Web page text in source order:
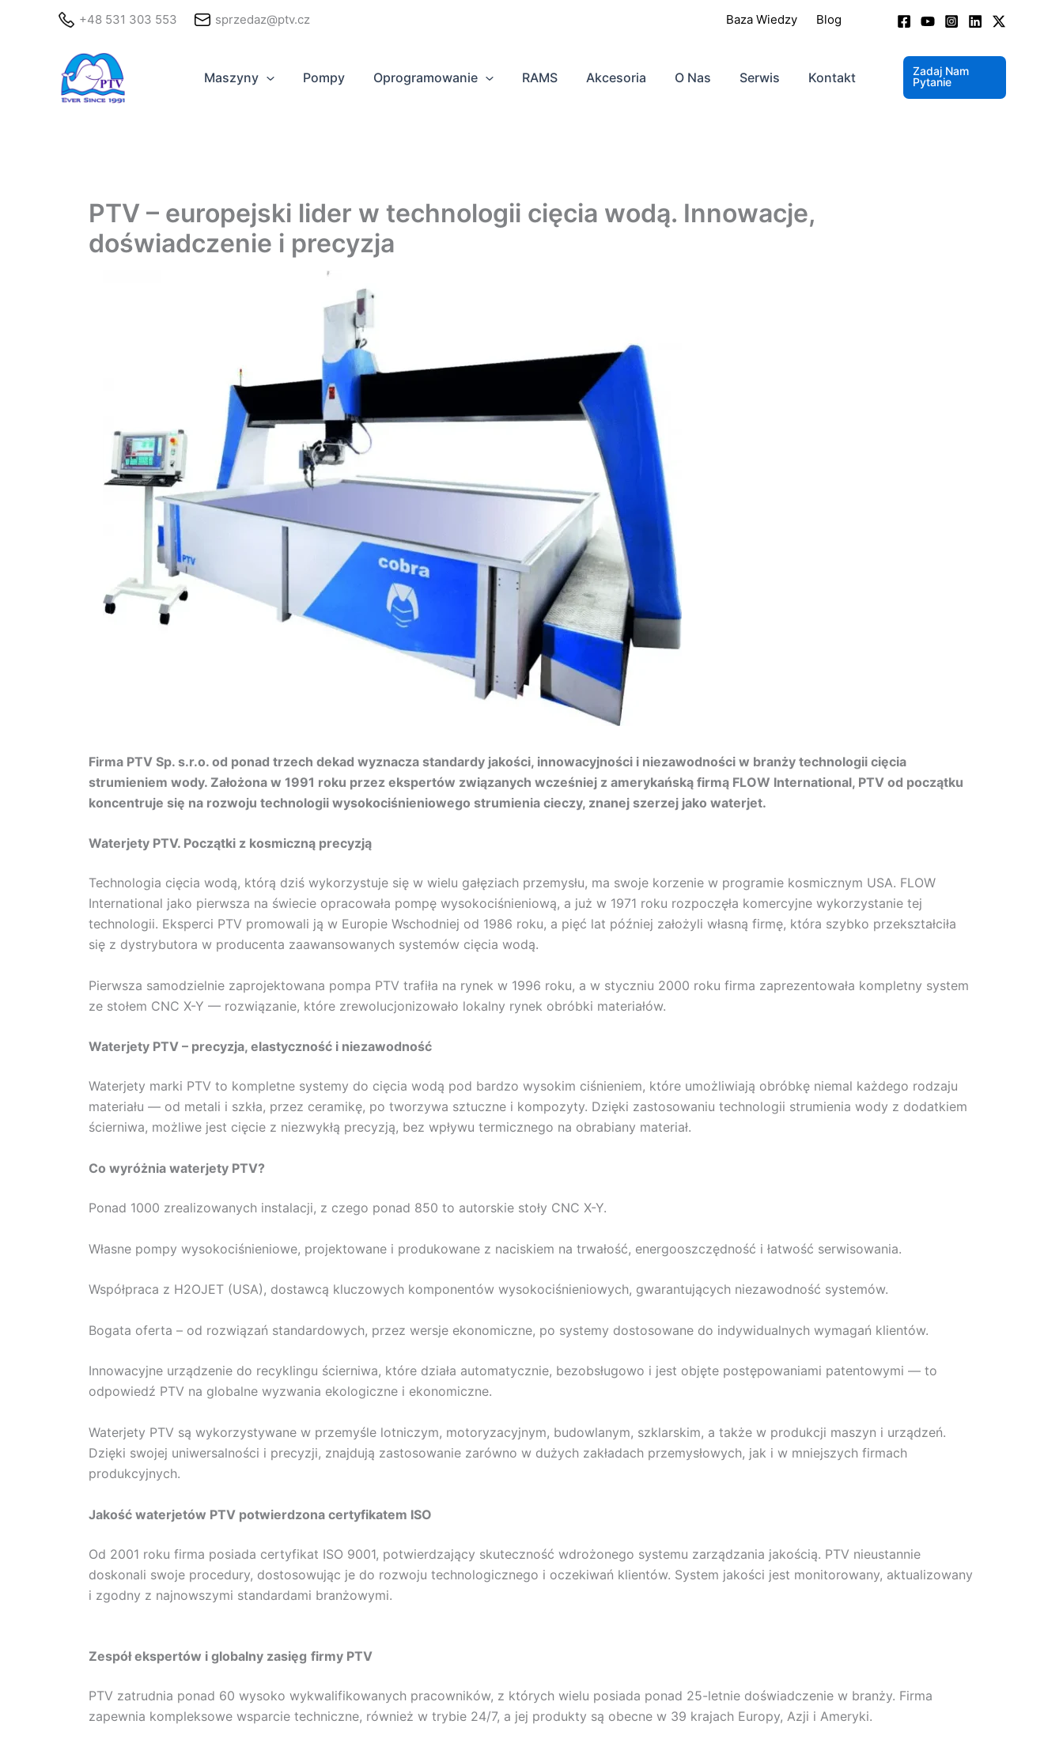
+48 531 303 553 sprzedaz@ptv.cz Baza Wiedzy Blog
Maszyny Pompy Oprogramowanie RAMS Akcesoria O Nas Serwis Kontakt
Zadaj Nam
Pytanie
PTV – europejski lider w technologii cięcia wodą. Innowacje,
doświadczenie i precyzja
Firma PTV Sp. s.r.o. od ponad trzech dekad wyznacza standardy jakości, innowacyjności i niezawodności w branży technologii cięcia
strumieniem wody. Założona w 1991 roku przez ekspertów związanych wcześniej z amerykańską firmą FLOW International, PTV od początku
koncentruje się na rozwoju technologii wysokociśnieniowego strumienia cieczy, znanej szerzej jako waterjet.
Waterjety PTV. Początki z kosmiczną precyzją
Technologia cięcia wodą, którą dziś wykorzystuje się w wielu gałęziach przemysłu, ma swoje korzenie w programie kosmicznym USA. FLOW
International jako pierwsza na świecie opracowała pompę wysokociśnieniową, a już w 1971 roku rozpoczęła komercyjne wykorzystanie tej
technologii. Eksperci PTV promowali ją w Europie Wschodniej od 1986 roku, a pięć lat później założyli własną firmę, która szybko przekształciła
się z dystrybutora w producenta zaawansowanych systemów cięcia wodą.
Pierwsza samodzielnie zaprojektowana pompa PTV trafiła na rynek w 1996 roku, a w styczniu 2000 roku firma zaprezentowała kompletny system
ze stołem CNC X-Y — rozwiązanie, które zrewolucjonizowało lokalny rynek obróbki materiałów.
Waterjety PTV – precyzja, elastyczność i niezawodność
Waterjety marki PTV to kompletne systemy do cięcia wodą pod bardzo wysokim ciśnieniem, które umożliwiają obróbkę niemal każdego rodzaju
materiału — od metali i szkła, przez ceramikę, po tworzywa sztuczne i kompozyty. Dzięki zastosowaniu technologii strumienia wody z dodatkiem
ścierniwa, możliwe jest cięcie z niezwykłą precyzją, bez wpływu termicznego na obrabiany materiał.
Co wyróżnia waterjety PTV?
Ponad 1000 zrealizowanych instalacji, z czego ponad 850 to autorskie stoły CNC X-Y.
Własne pompy wysokociśnieniowe, projektowane i produkowane z naciskiem na trwałość, energooszczędność i łatwość serwisowania.
Współpraca z H2OJET (USA), dostawcą kluczowych komponentów wysokociśnieniowych, gwarantujących niezawodność systemów.
Bogata oferta – od rozwiązań standardowych, przez wersje ekonomiczne, po systemy dostosowane do indywidualnych wymagań klientów.
Innowacyjne urządzenie do recyklingu ścierniwa, które działa automatycznie, bezobsługowo i jest objęte postępowaniami patentowymi — to
odpowiedź PTV na globalne wyzwania ekologiczne i ekonomiczne.
Waterjety PTV są wykorzystywane w przemyśle lotniczym, motoryzacyjnym, budowlanym, szklarskim, a także w produkcji maszyn i urządzeń.
Dzięki swojej uniwersalności i precyzji, znajdują zastosowanie zarówno w dużych zakładach przemysłowych, jak i w mniejszych firmach
produkcyjnych.
Jakość waterjetów PTV potwierdzona certyfikatem ISO
Od 2001 roku firma posiada certyfikat ISO 9001, potwierdzający skuteczność wdrożonego systemu zarządzania jakością. PTV nieustannie
doskonali swoje procedury, dostosowując je do rozwoju technologicznego i oczekiwań klientów. System jakości jest monitorowany, aktualizowany
i zgodny z najnowszymi standardami branżowymi.
Zespół ekspertów i globalny zasięg firmy PTV
PTV zatrudnia ponad 60 wysoko wykwalifikowanych pracowników, z których wielu posiada ponad 25-letnie doświadczenie w branży. Firma
zapewnia kompleksowe wsparcie techniczne, również w trybie 24/7, a jej produkty są obecne w 39 krajach Europy, Azji i Ameryki.